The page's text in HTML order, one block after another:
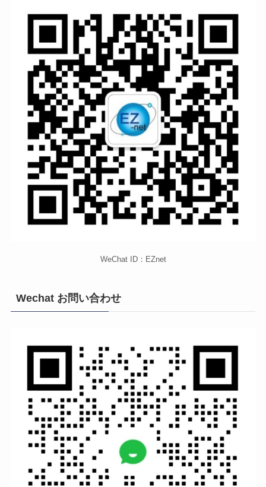
WeChat ID：EZnet
Wechat お問い合わせ